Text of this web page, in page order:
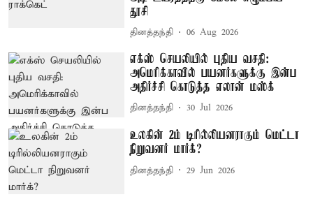
தூசி
தினத்தந்தி 06 Aug 2026
எக்ஸ் செயலியில் புதிய வசதி:
அமெரிக்காவில் பயனர்களுக்கு இன்ப
அதிர்ச்சி கொடுத்த எலான் மஸ்க்
தினத்தந்தி 30 Jul 2026
உலகின் 2ம் டிரில்லியனராகும் மெட்டா
நிறுவனர் மார்க்?
தினத்தந்தி 29 Jun 2026